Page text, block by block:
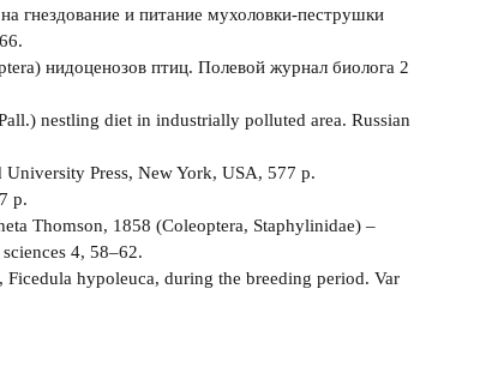
и питание мухоловки-пеструшки
нидоценозов птиц. Полевой журнал биолога 2
nestling diet in industrially polluted area. Russian
Press, New York, USA, 577 р.
p.
Thomson, 1858 (Coleoptera, Staphylinidae) –
4, 58–62.
hypoleuca, during the breeding period. Var